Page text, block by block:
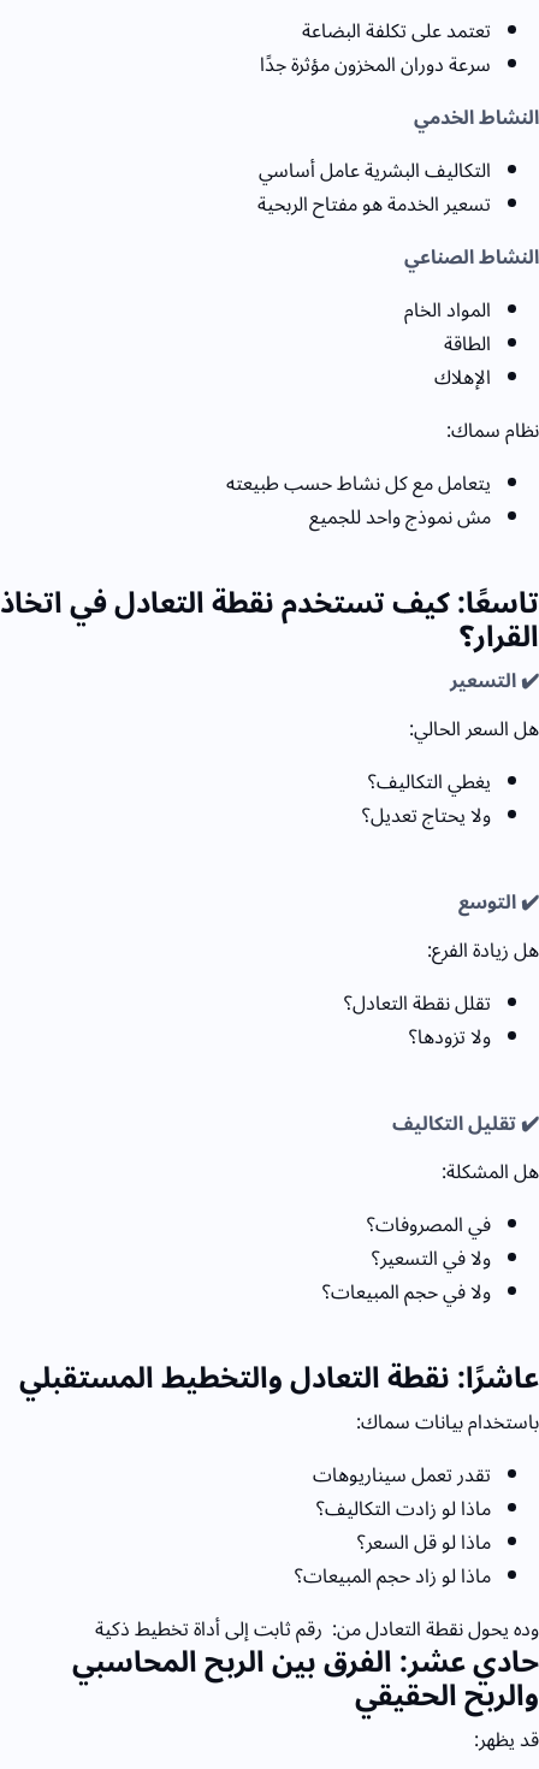
تعتمد على تكلفة البضاعة
سرعة دوران المخزون مؤثرة جدًا
النشاط الخدمي
التكاليف البشرية عامل أساسي
تسعير الخدمة هو مفتاح الربحية
النشاط الصناعي
المواد الخام
الطاقة
الإهلاك
نظام سماك:
يتعامل مع كل نشاط حسب طبيعته
مش نموذج واحد للجميع
تاسعًا: كيف تستخدم نقطة التعادل في اتخاذ
القرار؟
✔️ التسعير
هل السعر الحالي:
يغطي التكاليف؟
ولا يحتاج تعديل؟
✔️ التوسع
هل زيادة الفرع:
تقلل نقطة التعادل؟
ولا تزودها؟
✔️ تقليل التكاليف
هل المشكلة:
في المصروفات؟
ولا في التسعير؟
ولا في حجم المبيعات؟
عاشرًا: نقطة التعادل والتخطيط المستقبلي
باستخدام بيانات سماك:
تقدر تعمل سيناريوهات
ماذا لو زادت التكاليف؟
ماذا لو قل السعر؟
ماذا لو زاد حجم المبيعات؟
وده يحول نقطة التعادل من: رقم ثابتإلى أداة تخطيط ذكية
حادي عشر: الفرق بين الربح المحاسبي
والربح الحقيقي
قد يظهر: